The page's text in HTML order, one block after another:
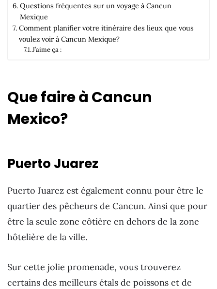
Questions fréquentes sur un voyage à Cancun
Mexique
Comment planifier votre itinéraire des lieux que vous
voulez voir à Cancun Mexique?
J’aime ça :
Que faire à Cancun
Mexico?
Puerto Juarez
Puerto Juarez est également connu pour être le
quartier des pêcheurs de Cancun. Ainsi que pour
être la seule zone côtière en dehors de la zone
hôtelière de la ville.
Sur cette jolie promenade, vous trouverez
certains des meilleurs étals de poissons et de